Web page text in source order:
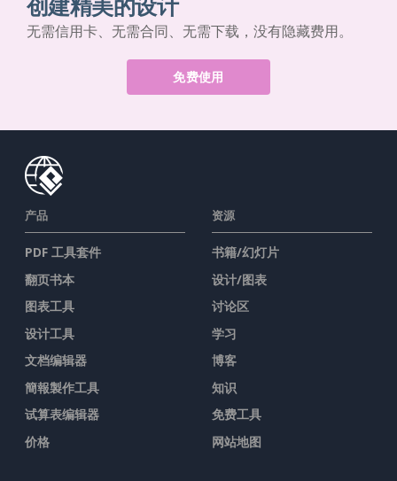
创建精美的设计
无需信用卡、无需合同、无需下载，没有隐藏费用。
免费使用
产品
PDF 工具套件
翻页书本
图表工具
设计工具
文档编辑器
簡報製作工具
试算表编辑器
价格
资源
书籍/幻灯片
设计/图表
讨论区
学习
博客
知识
免费工具
网站地图